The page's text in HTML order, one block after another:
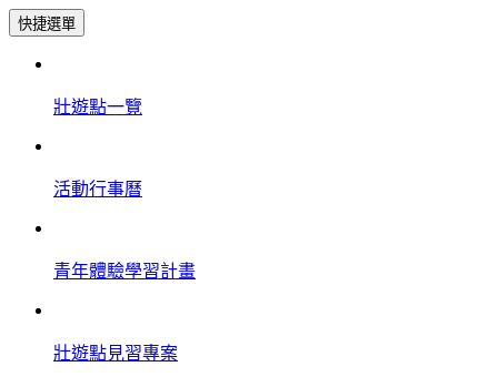
快捷選單
壯遊點一覽
活動行事曆
青年體驗學習計畫
壯遊點見習專案